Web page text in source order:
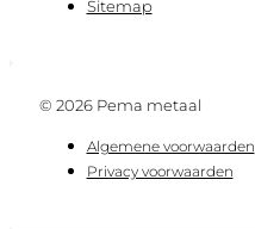
Sitemap
© 2026 Pema metaal
Algemene voorwaarden
Privacy voorwaarden